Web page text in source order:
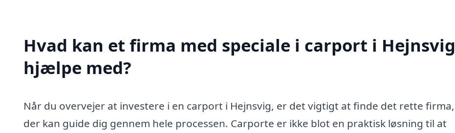
Hvad kan et firma med speciale i carport i Hejnsvig
hjælpe med?
Når du overvejer at investere i en carport i Hejnsvig, er det vigtigt at finde det rette firma,
der kan guide dig gennem hele processen. Carporte er ikke blot en praktisk løsning til at